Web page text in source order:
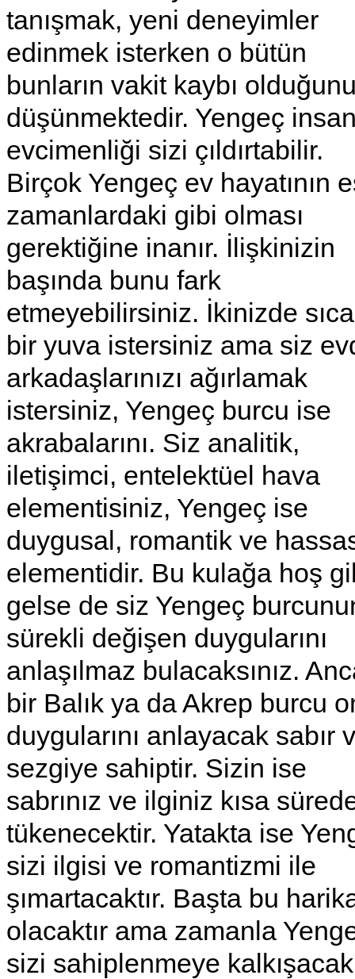
tanışmak, yeni deneyimler
edinmek isterken o bütün
bunların vakit kaybı
düşünmektedir. Yengeç
evcimenliği sizi çıldırtabilir.
Birçok Yengeç ev hayatının
zamanlardaki gibi olması
gerektiğine inanır. İlişkinizin
başında bunu fark
etmeyebilirsiniz. İkinizde
bir yuva istersiniz ama siz
arkadaşlarınızı ağırlamak
istersiniz, Yengeç burcu ise
akrabalarını. Siz analitik,
iletişimci, entelektüel hava
elementisiniz, Yengeç ise
duygusal, romantik ve
elementidir. Bu kulağa hoş
gelse de siz Yengeç
sürekli değişen duygularını
anlaşılmaz bulacaksınız.
bir Balık ya da Akrep burcu
duygularını anlayacak sabır
sezgiye sahiptir. Sizin ise
sabrınız ve ilginiz kısa
tükenecektir. Yatakta ise
sizi ilgisi ve romantizmi ile
şımartacaktır. Başta bu
olacaktır ama zamanla
sizi sahiplenmeye